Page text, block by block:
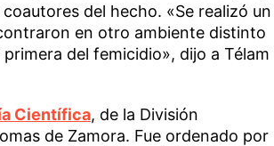
del hecho. «Se realizó un
en otro ambiente distinto
del femicidio», dijo a Télam
Científica, de la División
de Zamora. Fue ordenado por